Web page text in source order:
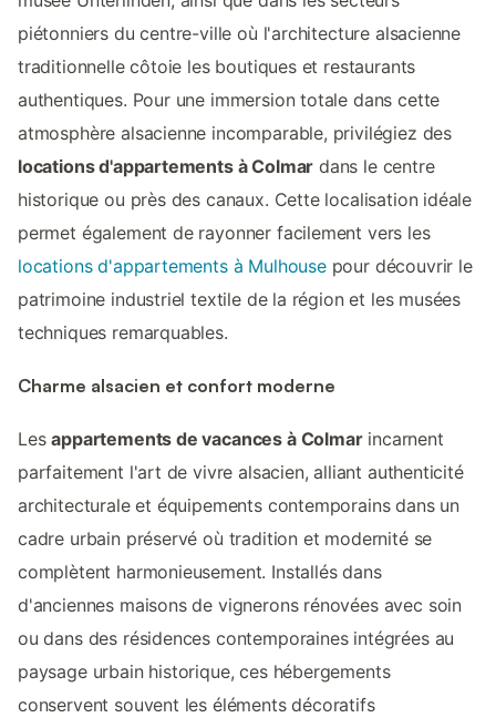
piétonniers du centre-ville où l'architecture alsacienne
traditionnelle côtoie les boutiques et restaurants
authentiques. Pour une immersion totale dans cette
atmosphère alsacienne incomparable, privilégiez des
locations d'appartements à Colmar dans le centre
historique ou près des canaux. Cette localisation idéale
permet également de rayonner facilement vers les
locations d'appartements à Mulhousepour découvrir le
patrimoine industriel textile de la région et les musées
techniques remarquables.
Charme alsacien et confort moderne
Lesappartements de vacances à Colmarincarnent
parfaitement l'art de vivre alsacien, alliant authenticité
architecturale et équipements contemporains dans un
cadre urbain préservé où tradition et modernité se
complètent harmonieusement. Installés dans
d'anciennes maisons de vignerons rénovées avec soin
ou dans des résidences contemporaines intégrées au
paysage urbain historique, ces hébergements
conservent souvent les éléments décoratifs